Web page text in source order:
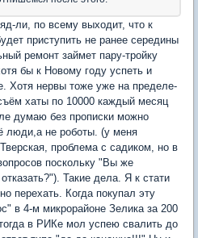
ли, по всему выходит, что к
приступить не ранее середины
ремонт займет пару-тройку
бы к Новому году успеть и
Хотя нервы тоже уже на пределе-
хаты по 10000 каждый месяц
думаю без прописки можно
люди,а не роботы. (у меня
проблема с садиком, но в
поскольку "Вы же
Такие дела. Я к стати
перехать. Когда покупал эту
в 4-м микрорайоне Зелика за 200
в РИКе мол успею свалить до